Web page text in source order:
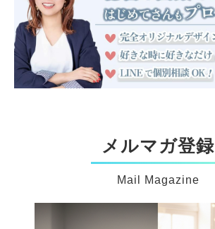
メルマガ登録
Mail Magazine